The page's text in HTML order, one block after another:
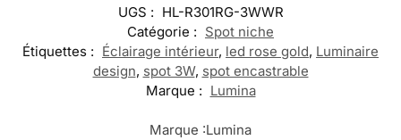
UGS : HL-R301RG-3WWR
Catégorie : Spot niche
Étiquettes : Éclairage intérieur, led rose gold, Luminaire
design, spot 3W, spot encastrable
Marque : Lumina
Marque :Lumina